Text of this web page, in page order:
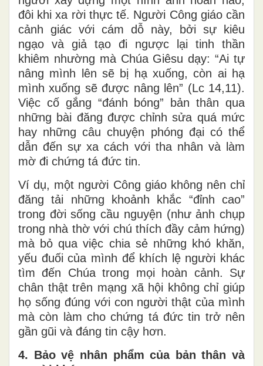
đôi khi xa rời thực tế. Người Công giáo cần
cảnh giác với cám dỗ này, bởi sự kiêu
ngạo và giả tạo đi ngược lại tinh thần
khiêm nhường mà Chúa Giêsu dạy: “Ai tự
nâng mình lên sẽ bị hạ xuống, còn ai hạ
mình xuống sẽ được nâng lên” (Lc 14,11).
Việc cố gắng “đánh bóng” bản thân qua
những bài đăng được chỉnh sửa quá mức
hay những câu chuyện phóng đại có thể
dẫn đến sự xa cách với tha nhân và làm
mờ đi chứng tá đức tin.
Ví dụ, một người Công giáo không nên chỉ
đăng tải những khoảnh khắc “đỉnh cao”
trong đời sống cầu nguyện (như ảnh chụp
trong nhà thờ với chú thích đầy cảm hứng)
mà bỏ qua việc chia sẻ những khó khăn,
yếu đuối của mình để khích lệ người khác
tìm đến Chúa trong mọi hoàn cảnh. Sự
chân thật trên mạng xã hội không chỉ giúp
họ sống đúng với con người thật của mình
mà còn làm cho chứng tá đức tin trở nên
gần gũi và đáng tin cậy hơn.
4. Bảo vệ nhân phẩm của bản thân và